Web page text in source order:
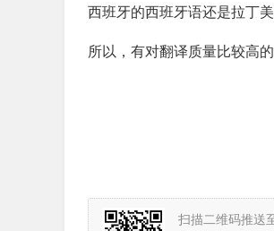
西班牙的西班牙语还是拉丁
所以，有对翻译质量比较高
扫描二维码推送